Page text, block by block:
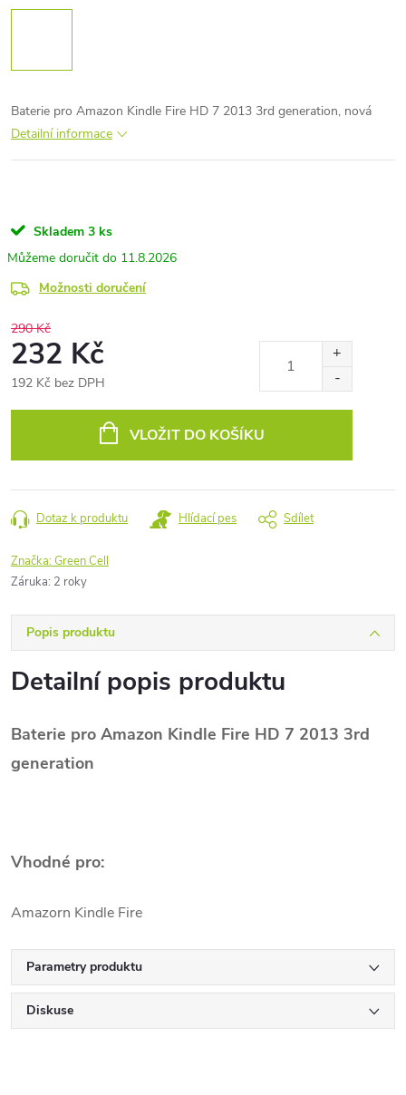
Baterie pro Amazon Kindle Fire HD 7 2013 3rd generation, nová
Detailní informace
Skladem 3 ks
11.8.2026
Možnosti doručení
290 Kč
232 Kč
192 Kč bez DPH
VLOŽIT DO KOŠÍKU
Dotaz k produktu Hlídací pes Sdílet
Značka:Green Cell
Záruka: 2 roky
Popis produktu
Detailní popis produktu
Baterie pro Amazon Kindle Fire HD 7 2013 3rd
generation
Vhodné pro:
Amazorn Kindle Fire
Parametry produktu
Diskuse